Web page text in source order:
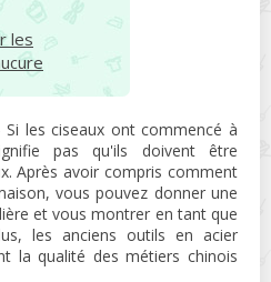
les
les ciseaux ont commencé à
pas qu'ils doivent être
Après avoir compris comment
vous pouvez donner une
et vous montrer en tant que
les anciens outils en acier
la qualité des métiers chinois